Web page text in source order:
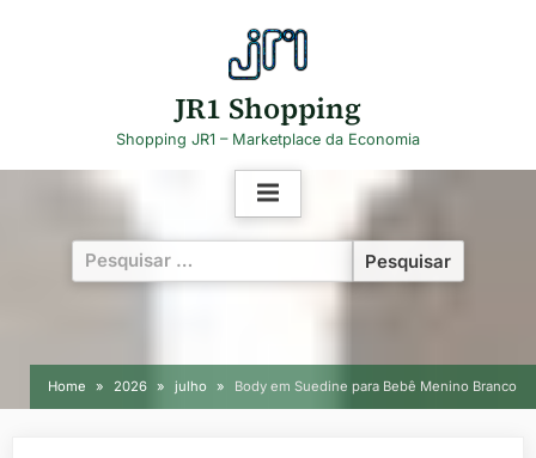
JR1 Shopping
Shopping JR1 – Marketplace da Economia
Pesquisar
por:
Home 2026 julho Body em Suedine para Bebê Menino Branco